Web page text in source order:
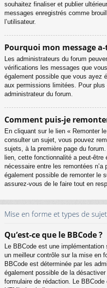
souhaitez finaliser et publier
messages enregistrés comme
l’utilisateur.
Pourquoi mon message
Les administrateurs du forum
vérifications les messages que
également possible que vous ayez
aux permissions limitées. Pour
administrateur du forum.
Comment puis-je
En cliquant sur le lien « Remonter
consulter un sujet, vous pouvez
sujets, à la première page du
lien, cette fonctionnalité a peut-
nécessaire entre les remontées
également possible de remonter le
assurez-vous de le faire tout en
Mise en forme et types de
Qu’est-ce que le BBCode ?
Le BBCode est une
un meilleur contrôle sur la mise en
BBCode est déterminée par les
également possible de la
formulaire de rédaction. Le